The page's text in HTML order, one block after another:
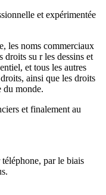
et expérimentée
les noms commerciaux
droits su r les dessins et
et tous les autres
ainsi que les droits
du monde.
et finalement au
par le biais